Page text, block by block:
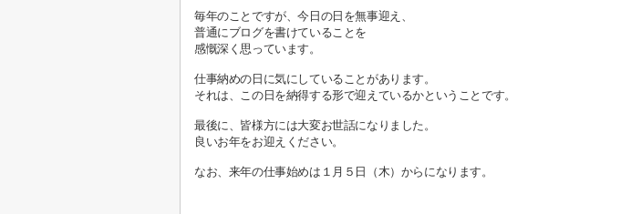
毎年のことですが、今日の日を無事迎え、
普通にブログを書けていることを
感慨深く思っています。
仕事納めの日に気にしていることがあります。
それは、この日を納得する形で迎えているかということです。
最後に、皆様方には大変お世話になりました。
良いお年をお迎えください。
なお、来年の仕事始めは１月５日（木）からになります。